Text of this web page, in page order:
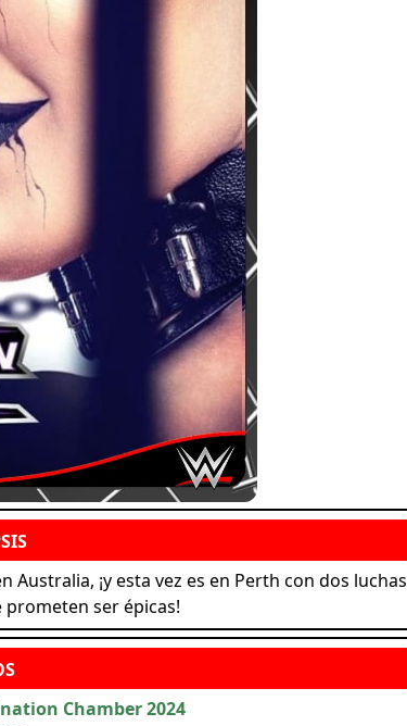
Australia, ¡y esta vez es en Perth con dos luchas
ser épicas!
Chamber 2024